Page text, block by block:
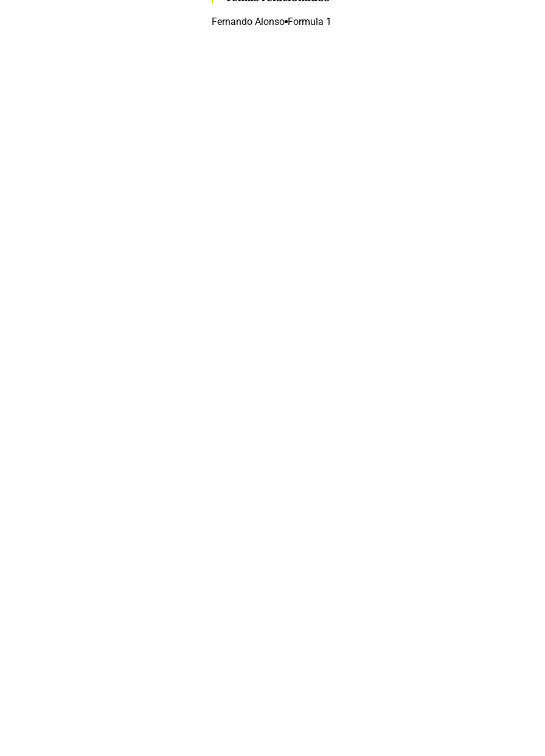
Fernando Alonso Formula 1